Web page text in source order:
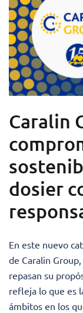
Caralin
dosier
En este nuevo
de Caralin
repasan su
refleja lo que es
ámbitos en los